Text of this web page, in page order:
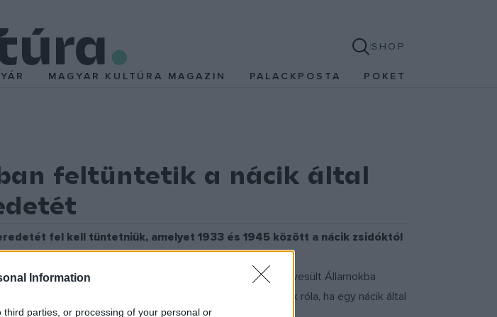
Information
parties, or processing of your personal or
SHOP
MAGYAR KULTÚRA MAGAZIN PALACKPOSTA POKET
feltüntetik a nácik által
fel kell tüntetniük, amelyet 1933 és 1945 között a nácik zsidóktól
fosztottak meg zsidókat. Ezek nagy része végül az Egyesült Államokba
mellett található kis táblák segítségével értesülhetnek róla, ha egy nácik által